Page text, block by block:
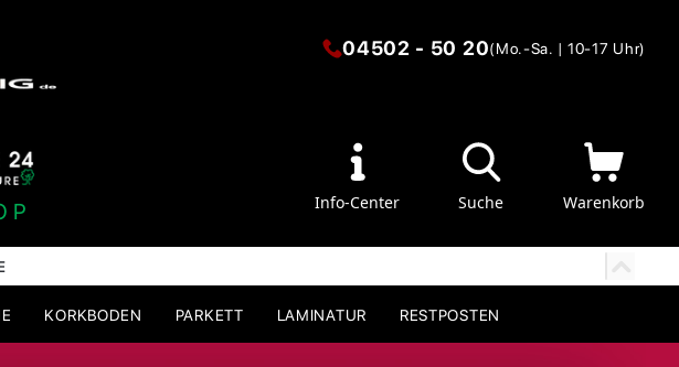
04502 - 50 20(Mo.-Sa. | 10-17 Uhr)
Info-Center Suche Warenkorb
KORKBODEN PARKETT LAMINATUR RESTPOSTEN